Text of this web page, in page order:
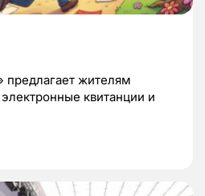
предлагает жителям
квитанции и